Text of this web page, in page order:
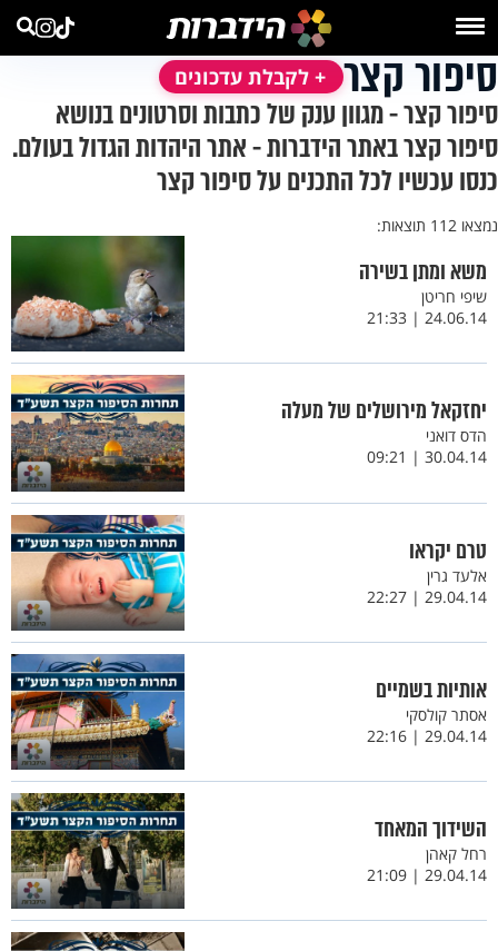
סיפור קצר + לקבלת עדכונים
סיפור קצר - מגוון ענק של כתבות וסרטונים בנושא
סיפור קצר באתר הידברות - אתר היהדות הגדול בעולם.
כנסו עכשיו לכל התכנים על סיפור קצר
נמצאו 112 תוצאות:
משא ומתן בשירה
שיפי חריטן
24.06.14 | 21:33
יחזקאל מירושלים של מעלה
הדס דואני
30.04.14 | 09:21
טרם יקראו
אלעד גרין
29.04.14 | 22:27
אותיות בשמיים
אסתר קולסקי
29.04.14 | 22:16
השידוך המאחד
רחל קאהן
29.04.14 | 21:09